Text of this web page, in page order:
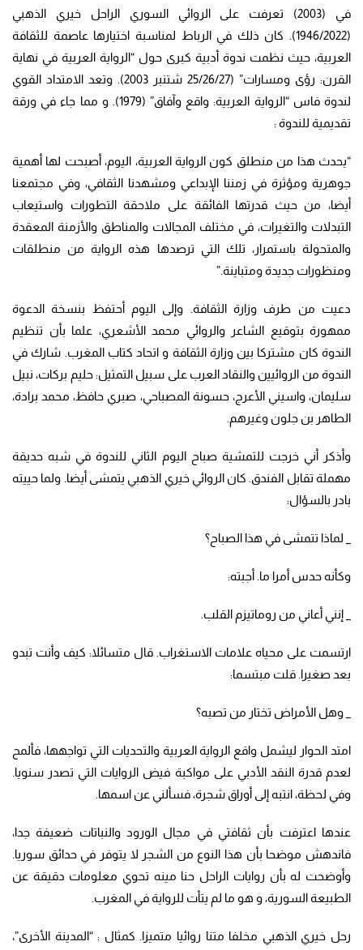
في (2003) تعرفت على الروائي السوري الراحل خيري الذهبي
(1946/2022). كان ذلك في الرباط لمناسبة اختيارها عاصمة للثقافة
العربية، حيث نظمت ندوة أدبية كبرى حول “الرواية العربية في نهاية
القرن: رؤى ومسارات” (25/26/27 شتنبر 2003). وتعد الامتداد القوي
لندوة فاس “الرواية العربية: واقع وآفاق” (1979). و مما جاء في ورقة
تقديمية للندوة :
“يحدث هذا من منطلق كون الرواية العربية، اليوم، أصبحت لها أهمية
جوهرية ومؤثرة في زمننا الإبداعي ومشهدنا الثقافي، وفي مجتمعنا
أيضا، من حيث قدرتها الفائقة على ملاحقة التطورات واستيعاب
التبدلات والتغيرات، في مختلف المجالات والمناطق والأزمنة المعقدة
والمتحولة باستمرار، تلك التي ترصدها هذه الرواية من منطلقات
ومنظورات جديدة ومتباينة.”
دعيت من طرف وزارة الثقافة. وإلى اليوم أحتفظ بنسخة الدعوة
ممهورة بتوقيع الشاعر والروائي محمد الأشعري، علما بأن تنظيم
الندوة كان مشتركا بين وزارة الثقافة و اتحاد كتاب المغرب. شارك في
الندوة من الروائيين والنقاد العرب على سبيل التمثيل: حليم بركات، نبيل
سليمان، واسيني الأعرج، حسونة المصباحي، صبري حافظ، محمد برادة،
الطاهر بن جلون وغيرهم.
وأذكر أني خرجت للتمشية صباح اليوم الثاني للندوة في شبه حديقة
مهملة تقابل الفندق. كان الروائي خيري الذهبي يتمشى أيضا. ولما حييته
بادر بالسؤال:
_ لماذا تتمشى في هذا الصباح؟
وكأنه حدس أمرا ما. أجبته:
_ إنني أعاني من روماتيزم القلب.
ارتسمت على محياه علامات الاستغراب. قال متسائلا: كيف وأنت تبدو
بعد صغيرا. قلت مبتسما:
_ وهل الأمراض تختار من تصبه؟
امتد الحوار ليشمل واقع الرواية العربية والتحديات التي تواجهها، فألمح
لعدم قدرة النقد الأدبي على مواكبة فيض الروايات التي تصدر سنويا.
وفي لحظة، انتبه إلى أوراق شجرة، فسألني عن اسمها.
عندها اعترفت بأن ثقافتي في مجال الورود والنباتات ضعيفة جدا،
فاندهش موضحا بأن هذا النوع من الشجر لا يتوفر في حدائق سوريا.
وأوضحت له بأن روايات الراحل حنا مينه تحوي معلومات دقيقة عن
الطبيعة السورية، و هو ما لم يتأت للرواية في المغرب.
رحل خيري الذهبي مخلفا متنا روائيا متميزا. كمثال : “المدينة الأخرى”،